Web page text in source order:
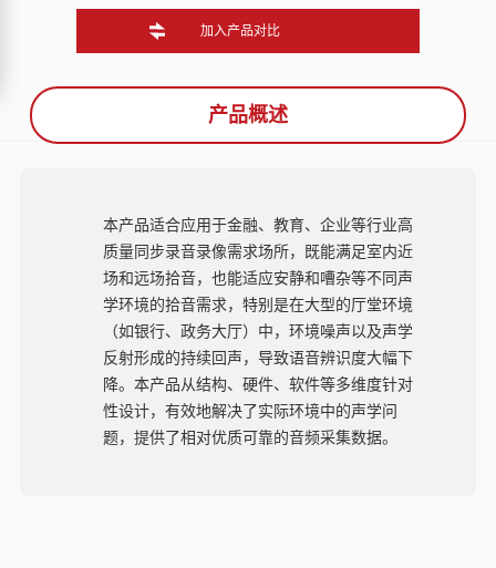
加入产品对比
产品概述
本产品适合应用于金融、教育、企业等行业高
质量同步录音录像需求场所，既能满足室内近
场和远场拾音，也能适应安静和嘈杂等不同声
学环境的拾音需求，特别是在大型的厅堂环境
（如银行、政务大厅）中，环境噪声以及声学
反射形成的持续回声，导致语音辨识度大幅下
降。本产品从结构、硬件、软件等多维度针对
性设计，有效地解决了实际环境中的声学问
题，提供了相对优质可靠的音频采集数据。